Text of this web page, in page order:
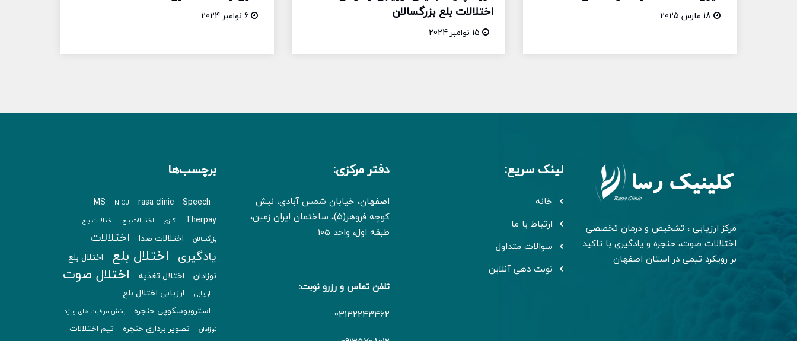
اختلالات بلع بزرگسالان
مرکز ارزیابی ، تشخیص و درمان تخصصی
اختلالات صوت، حنجره و یادگیری با تاکید
بر رویکرد تیمی در استان اصفهان
لینک سریع:
خانه
ارتباط با ما
سوالات متداول
نوبت دهی آنلاین
دفتر مرکزی:
اصفهان، خیابان شمس آبادی، نبش
کوچه فروهر(۵)، ساختمان ایران زمین،
طبقه اول، واحد 105
تلفن تماس و رزرو نوبت:
03132243462
برچسب‌ها
MS NICU rasa clinic
Speech
Therpay
آفازی اختلالات بلع
اختلالات بلع
بزرگسالان
اختلالات صدا
اختلالات
یادگیری اختلال بلع
اختلال بلع
نوزادان
اختلال تغذیه اختلال صوت
ارزیابی
ارزیابی اختلال بلع
استروبوسکوپی حنجره
بخش مراقبت های ویژه
نوزادان
تصویر برداری حنجره
تیم اختلالات